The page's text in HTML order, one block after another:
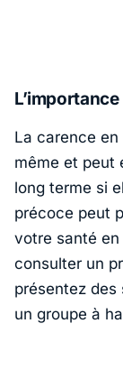
La carence en
même et peut
long terme si
précoce peut
votre santé en
consulter un
présentez des
un groupe à